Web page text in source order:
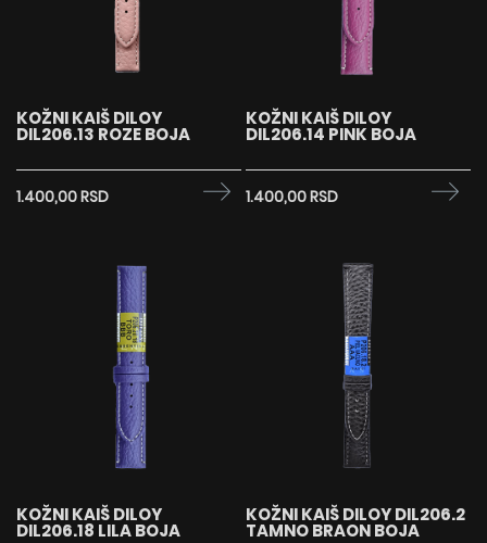
KOŽNI KAIŠ DILOY
DIL206.13 ROZE BOJA
1.400,00 RSD
KOŽNI KAIŠ DILOY
DIL206.14 PINK BOJA
1.400,00 RSD
KOŽNI KAIŠ DILOY
DIL206.18 LILA BOJA
KOŽNI KAIŠ DILOY DIL206.2
TAMNO BRAON BOJA